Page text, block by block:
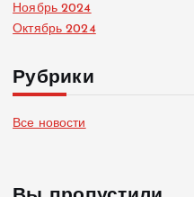
Ноябрь 2024
Октябрь 2024
Рубрики
Все новости